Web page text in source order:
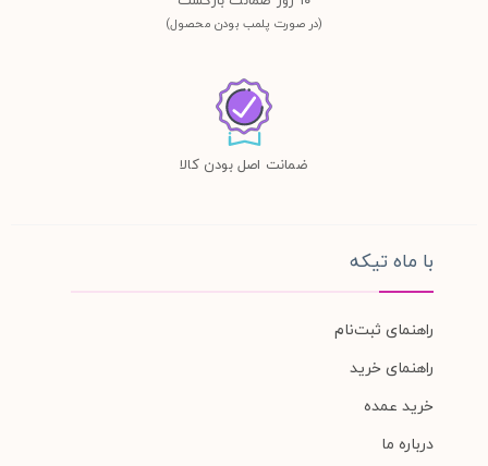
(در صورت پلمب بودن محصول)
ضمانت اصل بودن کالا
با ماه تیکه
راهنمای ثبت‌نام
راهنمای خرید
خرید عمده
درباره ما